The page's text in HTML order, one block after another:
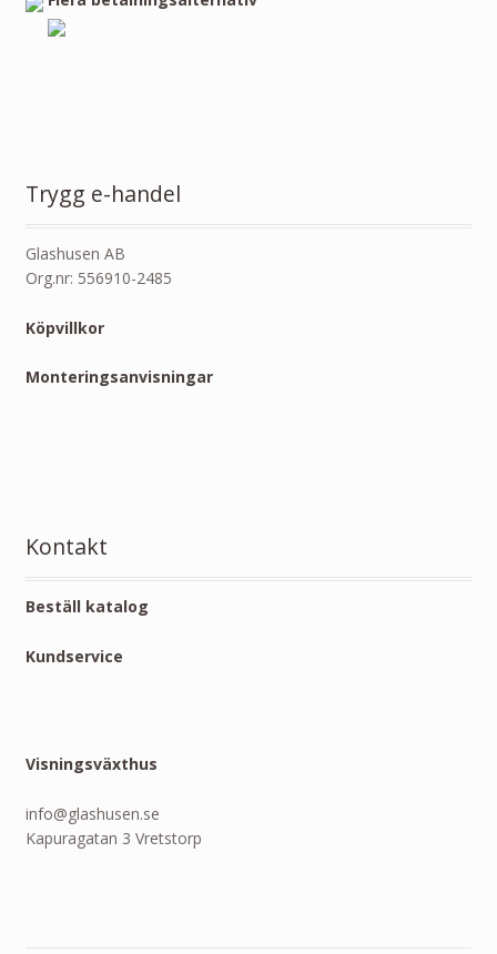
Trygg e-handel
Glashusen AB
Org.nr: 556910-2485
Köpvillkor
Monteringsanvisningar
Kontakt
Beställ katalog
Kundservice
Visningsväxthus
info@glashusen.se
Kapuragatan 3 Vretstorp